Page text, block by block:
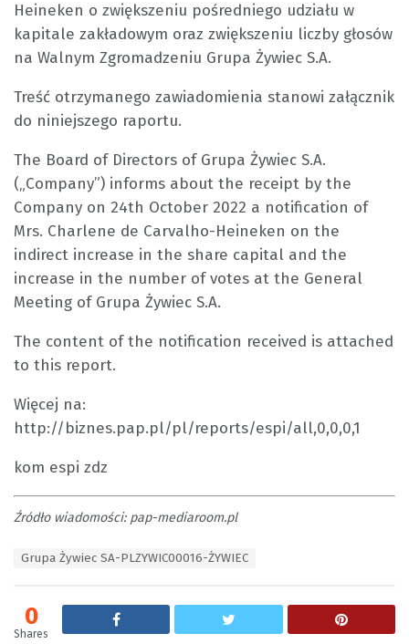
Heineken o zwiększeniu pośredniego udziału w
kapitale zakładowym oraz zwiększeniu liczby głosów
na Walnym Zgromadzeniu Grupa Żywiec S.A.
Treść otrzymanego zawiadomienia stanowi załącznik
do niniejszego raportu.
The Board of Directors of Grupa Żywiec S.A.
(„Company”) informs about the receipt by the
Company on 24th October 2022 a notification of
Mrs. Charlene de Carvalho-Heineken on the
indirect increase in the share capital and the
increase in the number of votes at the General
Meeting of Grupa Żywiec S.A.
The content of the notification received is attached
to this report.
Więcej na:
http://biznes.pap.pl/pl/reports/espi/all,0,0,0,1
kom espi zdz
Źródło wiadomości: pap-mediaroom.pl
Grupa Żywiec SA-PLZYWIC00016-ŻYWIEC
0
Shares